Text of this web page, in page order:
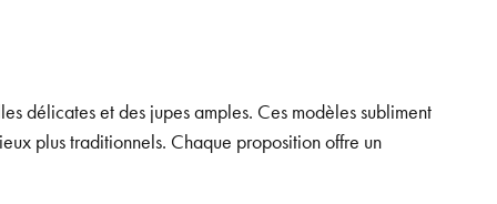
délicates et des jupes amples. Ces modèles subliment
plus traditionnels. Chaque proposition offre un